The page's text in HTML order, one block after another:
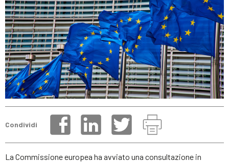
Condividi
La Commissione europea ha avviato una consultazione in